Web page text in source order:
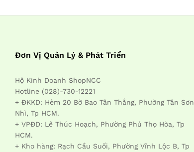
Đơn Vị Quản Lý & Phát Triển
Hộ Kinh Doanh ShopNCC
Hotline (028)-730-12221
+ ĐKKD: Hẻm 20 Bờ Bao Tân Thắng, Phường Tân Sơn
Nhì, Tp HCM.
+ VPĐD: Lê Thúc Hoạch, Phường Phú Thọ Hòa, Tp
HCM.
+ Kho hàng: Rạch Cầu Suối, Phường Vĩnh Lộc B, Tp